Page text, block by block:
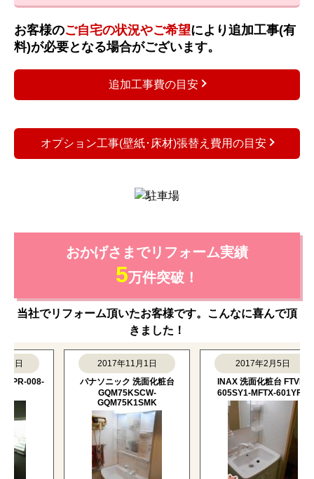
お客様のご自宅の状況やご希望により追加工事(有
料)が必要となる場合がございます。
追加工事費の目安
オプション工事(壁紙･床材)張替え費用の目安
おかげさまでリフォーム実績
5万件突破！
当社でリフォーム頂いたお客様です。こんなに喜んで頂
きました！
日
PR-008-
2017年11月1日
パナソニック 洗面化粧台
GQM75KSCW-
GQM75K1SMK
2017年2月5日
INAX 洗面化粧台 FTVN-
605SY1-MFTX-601YFU